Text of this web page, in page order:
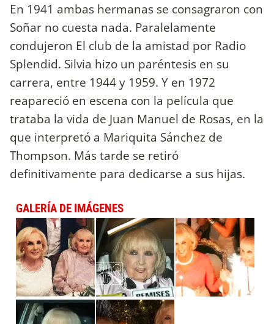
En 1941 ambas hermanas se consagraron con
Soñar no cuesta nada. Paralelamente
condujeron El club de la amistad por Radio
Splendid. Silvia hizo un paréntesis en su
carrera, entre 1944 y 1959. Y en 1972
reapareció en escena con la película que
trataba la vida de Juan Manuel de Rosas, en la
que interpretó a Mariquita Sánchez de
Thompson. Más tarde se retiró
definitivamente para dedicarse a sus hijas.
GALERÍA DE IMÁGENES